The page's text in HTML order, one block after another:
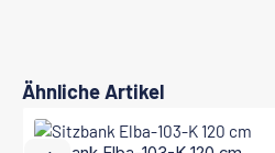
Produktgalerie überspringen
Ähnliche Artikel